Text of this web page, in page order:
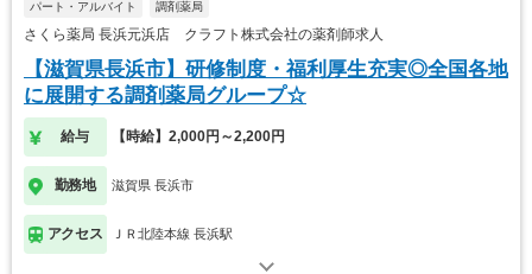
パート・アルバイト 調剤薬局
さくら薬局 長浜元浜店 クラフト株式会社の薬剤師求人
【滋賀県長浜市】研修制度・福利厚生充実◎全国各地
に展開する調剤薬局グループ☆
給与 【時給】2,000円～2,200円
勤務地 滋賀県 長浜市
アクセス ＪＲ北陸本線 長浜駅